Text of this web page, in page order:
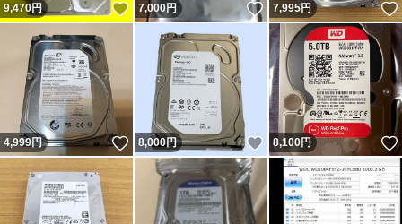
9,470円 いいね！
7,000円 いいね！
7,995円
4,999円 いいね！
8,000円 いいね！
8,100円